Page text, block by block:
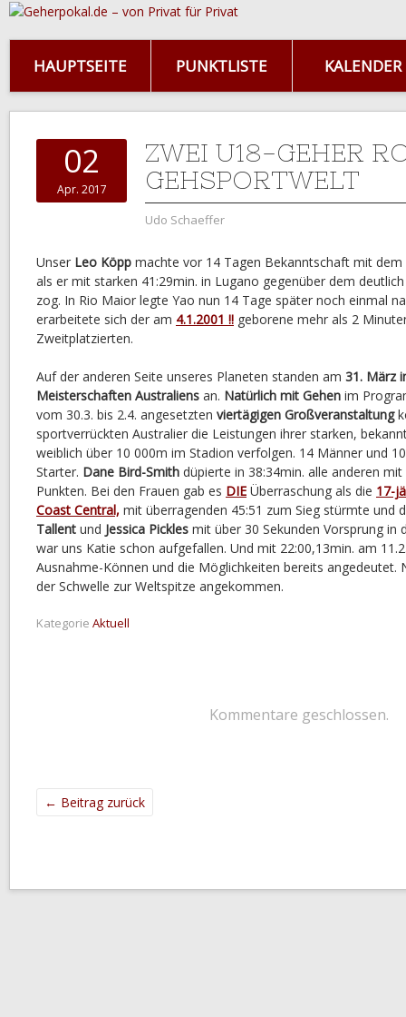
HAUPTSEITE PUNKTLISTE KALENDER
02
Apr. 2017
ZWEI U18-GEHER
GEHSPORTWELT
Udo Schaeffer
Unser Leo Köpp machte vor 14 Tagen Bekanntschaft mit dem
als er mit starken 41:29min. in Lugano gegenüber dem
zog. In Rio Maior legte Yao nun 14 Tage später noch einmal
erarbeitete sich der am 4.1.2001 !! geborene mehr als 2
Zweitplatzierten.
Auf der anderen Seite unseres Planeten standen am 31. März
Meisterschaften Australiens an. Natürlich mit Gehen im
vom 30.3. bis 2.4. angesetzten viertägigen Großveranstaltung
sportverrückten Australier die Leistungen ihrer starken,
weiblich über 10 000m im Stadion verfolgen. 14 Männer und
Starter. Dane Bird-Smith düpierte in 38:34min. alle anderen
Punkten. Bei den Frauen gab es DIE Überraschung als die 17-
Coast Central, mit überragenden 45:51 zum Sieg stürmte und
Tallent und Jessica Pickles mit über 30 Sekunden Vorsprung in
war uns Katie schon aufgefallen. Und mit 22:00,13min. am
Ausnahme-Können und die Möglichkeiten bereits angedeutet.
der Schwelle zur Weltspitze angekommen.
Kategorie Aktuell
Kommentare geschlossen.
← Beitrag zurück